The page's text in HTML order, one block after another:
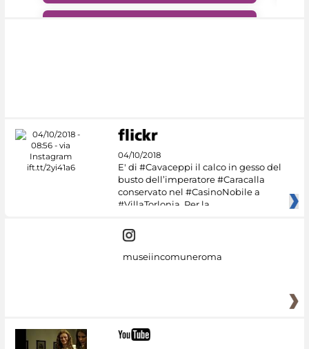
04/10/2018
E' di #Cavaceppi il calco in gesso del
busto dell’imperatore #Caracalla
conservato nel #CasinoNobile a
#VillaTorlonia. Per la
museiincomuneroma